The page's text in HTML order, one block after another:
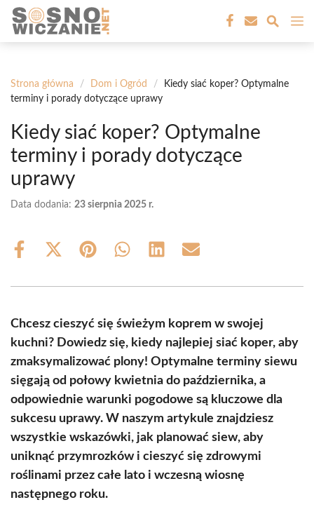
Przejdź
treści
Strona główna / Dom i Ogród /
Kiedy siać koper? Optymalne
terminy i porady dotyczące uprawy
Kiedy siać koper? Optymalne
terminy i porady dotyczące
uprawy
Data dodania: 23 sierpnia 2025 r.
Share
Share
(Twitter)
Share Share Share Share
Chcesz cieszyć się świeżym koprem w swojej
kuchni? Dowiedz się, kiedy najlepiej siać koper, aby
zmaksymalizować plony! Optymalne terminy siewu
sięgają od połowy kwietnia do października, a
odpowiednie warunki pogodowe są kluczowe dla
sukcesu uprawy. W naszym artykule znajdziesz
wszystkie wskazówki, jak planować siew, aby
uniknąć przymrozków i cieszyć się zdrowymi
roślinami przez całe lato i wczesną wiosnę
następnego roku.